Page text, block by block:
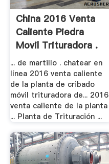
China 2016 Venta
Caliente Piedra
Movil Trituradora .
... de martillo . chatear en
línea 2016 venta caliente
de la planta de cribado
móvil trituradora de... 2016
venta caliente de la planta
... Planta de Trituración ...